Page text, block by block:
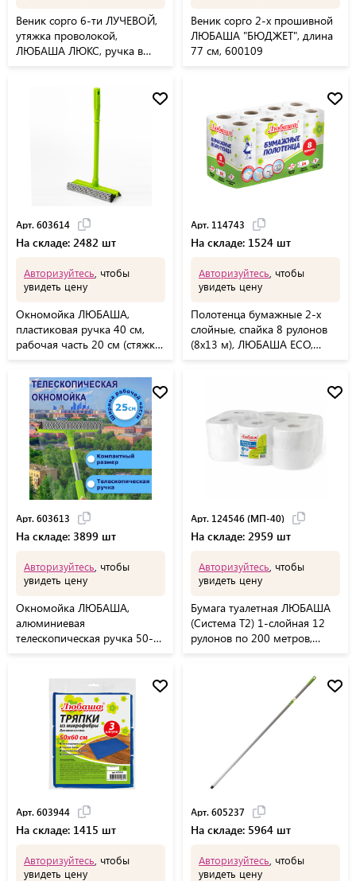
Веник сорго 6-ти ЛУЧЕВОЙ,
утяжка проволокой,
ЛЮБАША ЛЮКС, ручка в
Веник сорго 2-х прошивной
ЛЮБАША "БЮДЖЕТ", длина
77 см, 600109
Арт. 603614
На складе: 2482 шт
Авторизуйтесь , чтобы
увидеть цену
Окномойка ЛЮБАША,
пластиковая ручка 40 см,
рабочая часть 20 см (стяжка,
Арт. 114743
На складе: 1524 шт
Авторизуйтесь , чтобы
увидеть цену
Полотенца бумажные 2-х
слойные, спайка 8 рулонов
(8х13 м), ЛЮБАША ECO,
Арт. 603613
На складе: 3899 шт
Авторизуйтесь , чтобы
увидеть цену
Окномойка ЛЮБАША,
алюминиевая
телескопическая ручка 50-
603613
Арт. 124546 (МП-40)
На складе: 2959 шт
Авторизуйтесь , чтобы
увидеть цену
Бумага туалетная ЛЮБАША
(Система T2) 1-слойная 12
рулонов по 200 метров,
Арт. 603944
На складе: 1415 шт
Авторизуйтесь , чтобы
увидеть цену
Арт. 605237
На складе: 5964 шт
Авторизуйтесь , чтобы
увидеть цену